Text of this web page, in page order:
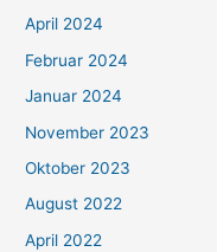
April 2024
Februar 2024
Januar 2024
November 2023
Oktober 2023
August 2022
April 2022